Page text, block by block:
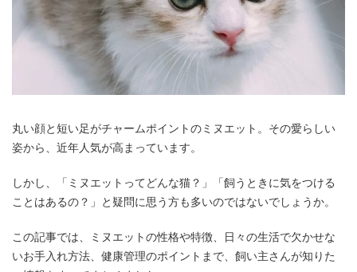
丸い顔と短い足がチャームポイントのミヌエット。その愛らしい
姿から、近年人気が高まっています。
しかし、「ミヌエットってどんな猫？」「飼うときに気をつける
ことはあるの？」と疑問に思う方も多いのではないでしょうか。
この記事では、ミヌエットの性格や特徴、日々の生活で欠かせな
いお手入れ方法、健康管理のポイントまで、飼い主さんが知りた